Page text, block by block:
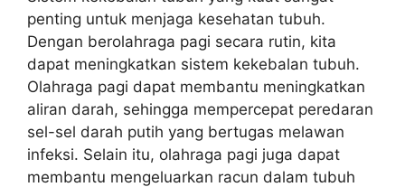
penting untuk menjaga kesehatan tubuh.
Dengan berolahraga pagi secara rutin, kita
dapat meningkatkan sistem kekebalan tubuh.
Olahraga pagi dapat membantu meningkatkan
aliran darah, sehingga mempercepat peredaran
sel-sel darah putih yang bertugas melawan
infeksi. Selain itu, olahraga pagi juga dapat
membantu mengeluarkan racun dalam tubuh